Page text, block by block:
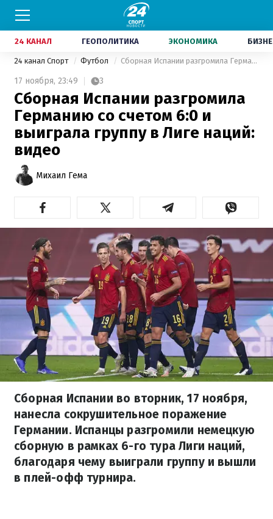
24 КАНАЛ ГЕОПОЛИТИКА ЭКОНОМИКА
24 канал Спорт Футбол Сборная Испании разгромила Германию со счетом 6:0 и выиграла группу в Лиге наций: видео
17 ноября, 23:49 3
Сборная Испании разгромила
Германию со счетом 6:0 и
выиграла группу в Лиге наций:
видео
Михаил Гема
Сборная Испании во вторник, 17 ноября,
нанесла сокрушительное поражение
Германии. Испанцы разгромили немецкую
сборную в рамках 6-го тура Лиги наций,
благодаря чему выиграли группу и вышли
в плей-офф турнира.